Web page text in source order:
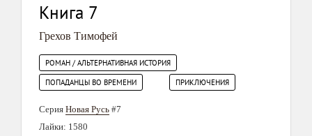
Книга 7
Грехов Тимофей
РОМАН / АЛЬТЕРНАТИВНАЯ ИСТОРИЯ
ПОПАДАНЦЫ ВО ВРЕМЕНИ
ПРИКЛЮЧЕНИЯ
Серия Новая Русь #7
Лайки: 1580